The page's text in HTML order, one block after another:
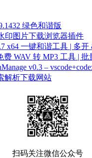
绿色和谐版
印图片下载浏览器插件
x64 一键和谐工具 | 多
费 WAV 转 MP3 工具 | 批
v0.3 –
解析下载网站
扫码关注微信公众号